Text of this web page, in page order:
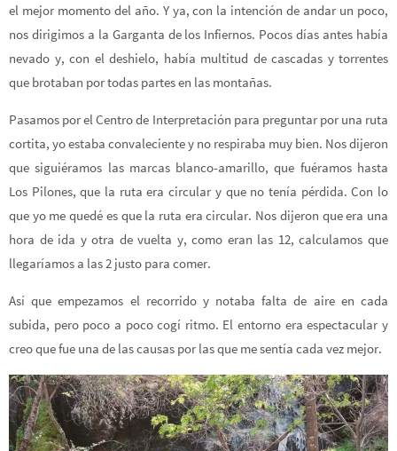
el mejor momento del año. Y ya, con la intención de andar un poco,
nos dirigimos a la Garganta de los Infiernos. Pocos días antes había
nevado y, con el deshielo, había multitud de cascadas y torrentes
que brotaban por todas partes en las montañas.
Pasamos por el Centro de Interpretación para preguntar por una ruta
cortita, yo estaba convaleciente y no respiraba muy bien. Nos dijeron
que siguiéramos las marcas blanco-amarillo, que fuéramos hasta
Los Pilones, que la ruta era circular y que no tenía pérdida. Con lo
que yo me quedé es que la ruta era circular. Nos dijeron que era una
hora de ida y otra de vuelta y, como eran las 12, calculamos que
llegaríamos a las 2 justo para comer.
Así que empezamos el recorrido y notaba falta de aire en cada
subida, pero poco a poco cogí ritmo. El entorno era espectacular y
creo que fue una de las causas por las que me sentía cada vez mejor.